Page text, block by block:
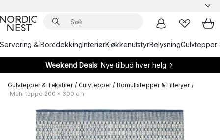
Servering & BorddekkingInteriørKjøkkenutstyrBelysningGulvtepper
Weekend Deals: Nye tilbud hver helg
Gulvtepper & Tekstiler / Gulvtepper / Bomullstepper & Filleryer /
Mahi teppe 200 x 300 cm